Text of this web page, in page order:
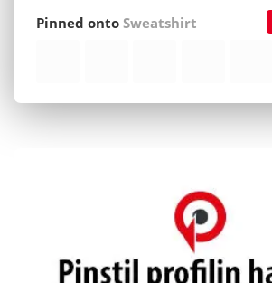
Pinned ontoSweatshirt